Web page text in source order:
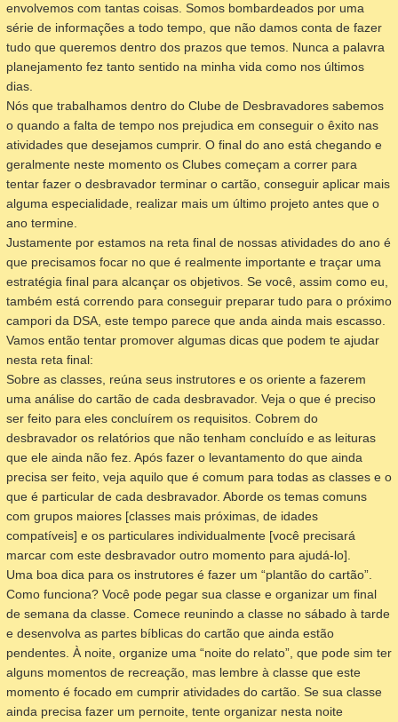
envolvemos com tantas coisas. Somos bombardeados por uma
série de informações a todo tempo, que não damos conta de fazer
tudo que queremos dentro dos prazos que temos. Nunca a palavra
planejamento fez tanto sentido na minha vida como nos últimos
dias.
Nós que trabalhamos dentro do Clube de Desbravadores sabemos
o quando a falta de tempo nos prejudica em conseguir o êxito nas
atividades que desejamos cumprir. O final do ano está chegando e
geralmente neste momento os Clubes começam a correr para
tentar fazer o desbravador terminar o cartão, conseguir aplicar mais
alguma especialidade, realizar mais um último projeto antes que o
ano termine.
Justamente por estamos na reta final de nossas atividades do ano é
que precisamos focar no que é realmente importante e traçar uma
estratégia final para alcançar os objetivos. Se você, assim como eu,
também está correndo para conseguir preparar tudo para o próximo
campori da DSA, este tempo parece que anda ainda mais escasso.
Vamos então tentar promover algumas dicas que podem te ajudar
nesta reta final:
Sobre as classes, reúna seus instrutores e os oriente a fazerem
uma análise do cartão de cada desbravador. Veja o que é preciso
ser feito para eles concluírem os requisitos. Cobrem do
desbravador os relatórios que não tenham concluído e as leituras
que ele ainda não fez. Após fazer o levantamento do que ainda
precisa ser feito, veja aquilo que é comum para todas as classes e o
que é particular de cada desbravador. Aborde os temas comuns
com grupos maiores [classes mais próximas, de idades
compatíveis] e os particulares individualmente [você precisará
marcar com este desbravador outro momento para ajudá-lo].
Uma boa dica para os instrutores é fazer um “plantão do cartão”.
Como funciona? Você pode pegar sua classe e organizar um final
de semana da classe. Comece reunindo a classe no sábado à tarde
e desenvolva as partes bíblicas do cartão que ainda estão
pendentes. À noite, organize uma “noite do relato”, que pode sim ter
alguns momentos de recreação, mas lembre à classe que este
momento é focado em cumprir atividades do cartão. Se sua classe
ainda precisa fazer um pernoite, tente organizar nesta noite